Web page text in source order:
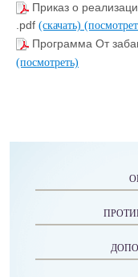
Приказ о
.pdf (скачать)
Программа От
(посмотреть)